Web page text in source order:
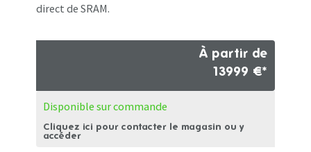
direct de SRAM.
À partir de
13999 €*
Disponible sur commande
Cliquez ici pour contacter le magasin ou y
accéder